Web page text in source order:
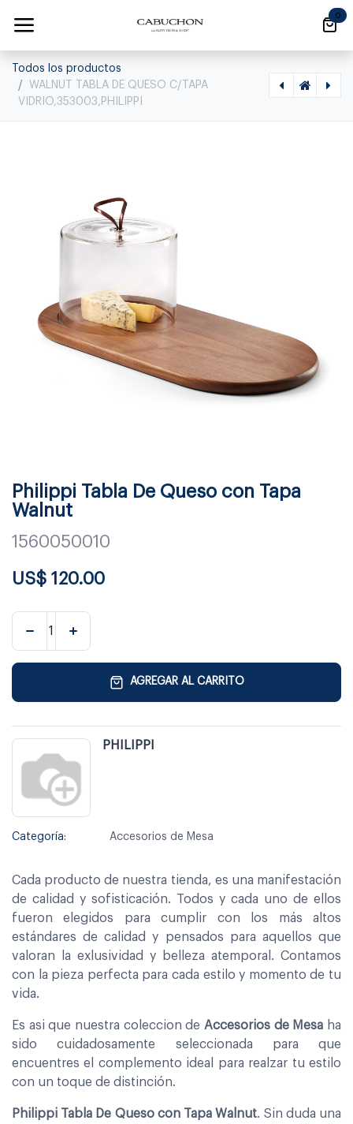
0
Todos los productos
WALNUT TABLA DE QUESO C/TAPA
VIDRIO,353003,PHILIPPI
Philippi Tabla De Queso con Tapa
Walnut
1560050010
US$ 120.00
AGREGAR AL CARRITO
PHILIPPI
Categoría: Accesorios de Mesa
Cada producto de nuestra tienda, es una manifestación
de calidad y sofisticación. Todos y cada uno de ellos
fueron elegidos para cumplir con los más altos
estándares de calidad y pensados para aquellos que
valoran la exlusividad y belleza atemporal. Contamos
con la pieza perfecta para cada estilo y momento de tu
vida.
Es asi que nuestra coleccion de Accesorios de Mesa ha
sido cuidadosamente seleccionada para que
encuentres el complemento ideal para realzar tu estilo
con un toque de distinción.
Philippi Tabla De Queso con Tapa Walnut. Sin duda una